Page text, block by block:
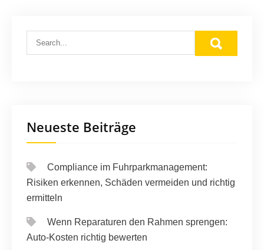
Neueste Beiträge
Compliance im Fuhrparkmanagement:
Risiken erkennen, Schäden vermeiden und richtig
ermitteln
Wenn Reparaturen den Rahmen sprengen:
Auto-Kosten richtig bewerten